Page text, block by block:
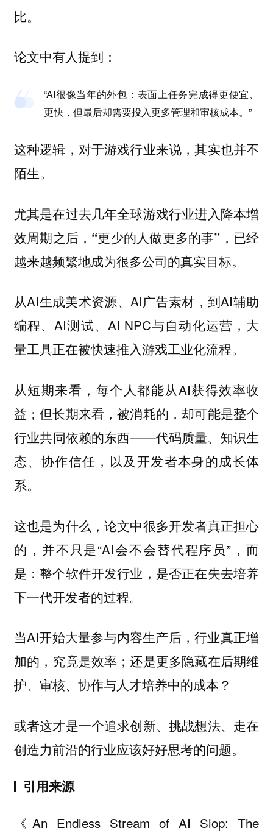
比。
论文中有人提到：
“AI很像当年的外包：表面上任务完成得更便宜、
更快，但最后却需要投入更多管理和审核成本。”
这种逻辑，对于游戏行业来说，其实也并不
陌生。
尤其是在过去几年全球游戏行业进入降本增
效周期之后 ，“更少的人做更多的事”，已经
越来越频繁地成为很多公司的真实目标。
从AI生成美术资源、AI广告素材，到AI辅助
编程、AI测试、AI NPC与自动化运营，大
量工具正在被快速推入游戏工业化流程。
从短期来看，每个人都能从AI获得效率收
益；但长期来看，被消耗的，却可能是整个
行业共同依赖的东西——代码质量、知识生
态、协作信任，以及开发者本身的成长体
系。
这也是为什么，论文中很多开发者真正担心
的，并不只是“AI会不会替代程序员”，而
是：整个软件开发行业，是否正在失去培养
下一代开发者的过程。
当AI开始大量参与内容生产后，行业真正增
加的，究竟是效率；还是更多隐藏在后期维
护、审核、协作与人才培养中的成本？
或者这才是一个追求创新、挑战想法、走在
创造力前沿的行业应该好好思考的问题。
引用来源
《An Endless Stream of AI Slop: The